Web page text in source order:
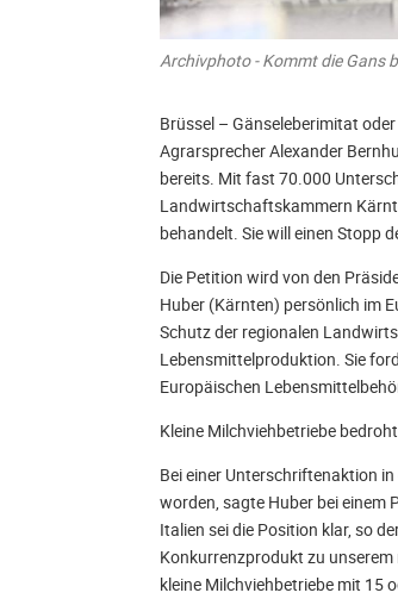
Archivphoto - Kommt die Gans
Brüssel – Gänseleberimitat
Agrarsprecher Alexander
bereits. Mit fast 70.000
Landwirtschaftskammern
behandelt. Sie will einen Stopp
Die Petition wird von den
Huber (Kärnten) persönlich im
Schutz der regionalen
Lebensmittelproduktion. Sie
Europäischen
Kleine Milchviehbetriebe bedroht
Bei einer Unterschriftenaktion
worden, sagte Huber bei einem
Italien sei die Position klar, so
Konkurrenzprodukt zu
kleine Milchviehbetriebe mit 15